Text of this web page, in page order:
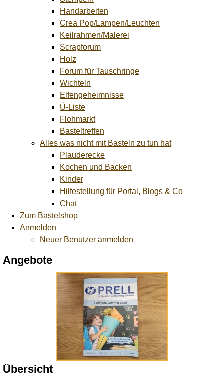
Handarbeiten
Crea Pop/Lampen/Leuchten
Keilrahmen/Malerei
Scrapforum
Holz
Forum für Tauschringe
Wichteln
Elfengeheimnisse
Ü-Liste
Flohmarkt
Basteltreffen
Alles was nicht mit Basteln zu tun hat
Plauderecke
Kochen und Backen
Kinder
Hilfestellung für Portal, Blogs & Co
Chat
Zum Bastelshop
Anmelden
Neuer Benutzer anmelden
Angebote
Übersicht